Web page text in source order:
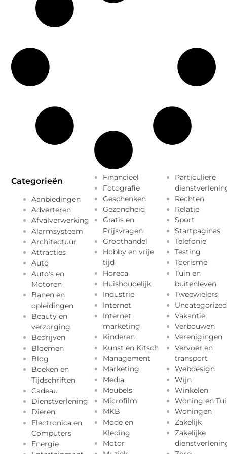
Categorieën
Aanbiedingen
Adverteren
Afvalverwerking
Alarmsysteem
Architectuur
Attracties
Auto
Auto's en
Motoren
Banen en
opleidingen
Beauty en
verzorging
Bedrijven
Bloemen
Blog
Boeken en
Tijdschriften
Cadeau
Dienstverlening
Dieren
Electronica en
Computers
Energie
Financieel
Fotografie
Geschenken
Gezondheid
Gratis en
Prijsvragen
Groothandel
Hobby en vrije
tijd
Horeca
Huishoudelijk
Industrie
Internet
Internet
marketing
Kinderen
Kunst en Kitsch
Management
Marketing
Media
Meubels
Microfilm
MKB
Mode en
Kleding
Motor
Particuliere
Rechten
Relatie
Sport
Startpaginas
Telefonie
Testing
Toerisme
Tuin en
buitenleven
Tweewielers
Uncategorized
Vakantie
Verbouwen
Verenigingen
Vervoer en
transport
Webdesign
Wijn
Winkelen
Woning en
Woningen
Zakelijk
Zakelijke